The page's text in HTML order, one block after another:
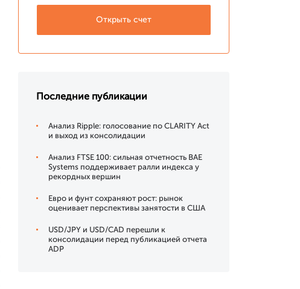
Открыть счет
Последние публикации
Анализ Ripple: голосование по CLARITY Act
и выход из консолидации
Анализ FTSE 100: сильная отчетность BAE
Systems поддерживает ралли индекса у
рекордных вершин
Евро и фунт сохраняют рост: рынок
оценивает перспективы занятости в США
USD/JPY и USD/CAD перешли к
консолидации перед публикацией отчета
ADP